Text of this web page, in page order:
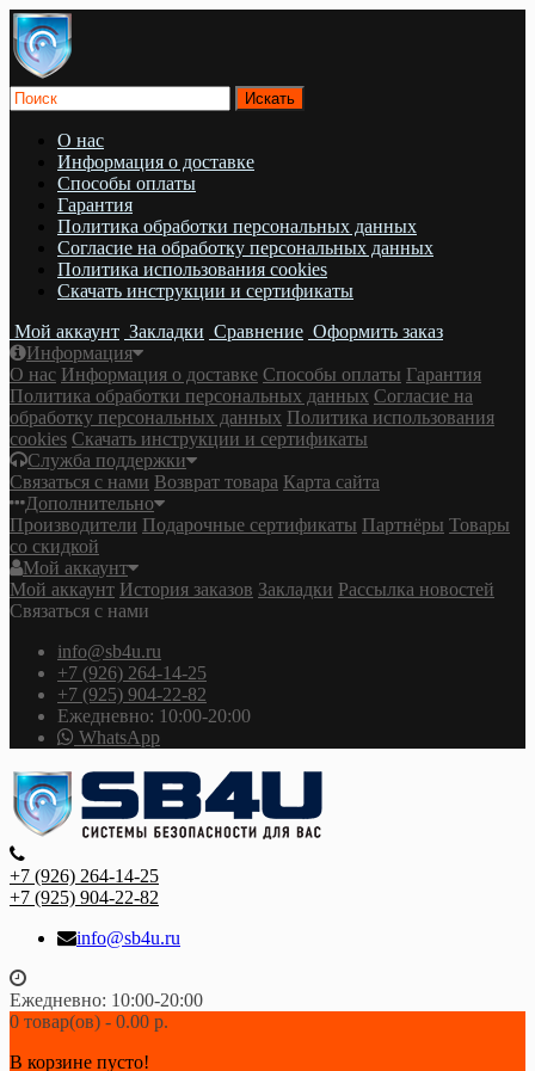
О нас
Информация о доставке
Cпособы оплаты
Гарантия
Политика обработки персональных данных
Согласие на обработку персональных данных
Политика использования cookies
Скачать инструкции и сертификаты
Мой аккаунт Закладки Сравнение Оформить заказ
Информация
О нас Информация о доставке Cпособы оплаты Гарантия
Политика обработки персональных данных Согласие на
обработку персональных данных Политика использования
cookies Скачать инструкции и сертификаты
Служба поддержки
Связаться с нами Возврат товара Карта сайта
Дополнительно
Производители Подарочные сертификаты Партнёры Товары
со скидкой
Мой аккаунт
Мой аккаунт История заказов Закладки Рассылка новостей
Связаться с нами
info@sb4u.ru
+7 (926) 264-14-25
+7 (925) 904-22-82
Ежедневно: 10:00-20:00
WhatsApp
+7 (926) 264-14-25
+7 (925) 904-22-82
info@sb4u.ru
Ежедневно: 10:00-20:00
0 товар(ов) - 0.00 р.
В корзине пусто!